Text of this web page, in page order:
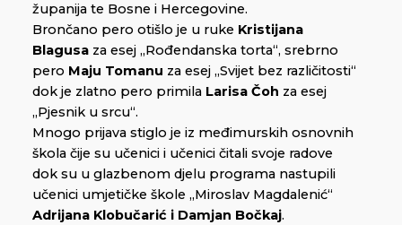
županija te Bosne i Hercegovine.
Brončano pero otišlo je u ruke Kristijana
Blagusa za esej „Rođendanska torta“, srebrno
pero Maju Tomanu za esej „Svijet bez različitosti“
dok je zlatno pero primila Larisa Čoh za esej
„Pjesnik u srcu“.
Mnogo prijava stiglo je iz međimurskih osnovnih
škola čije su učenici i učenici čitali svoje radove
dok su u glazbenom djelu programa nastupili
učenici umjetičke škole „Miroslav Magdalenić“
Adrijana Klobučarić i Damjan Bočkaj.